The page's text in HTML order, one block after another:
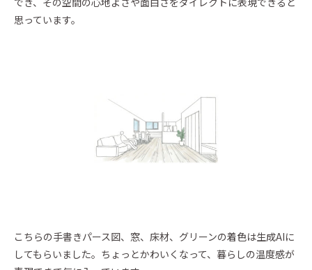
思っています。
こちらの手書きパース図、窓、床材、グリーンの着色は生成AIに
してもらいました。ちょっとかわいくなって、暮らしの温度感が